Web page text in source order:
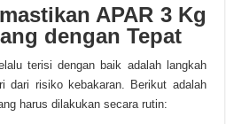
APAR 3 Kg
dengan Tepat
terisi dengan baik adalah langkah
dari risiko kebakaran. Berikut adalah
harus dilakukan secara rutin: